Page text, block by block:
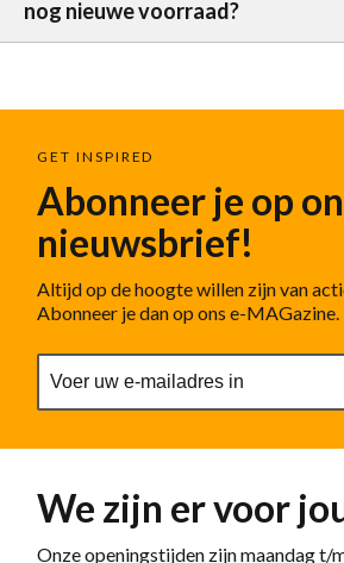
nog nieuwe voorraad?
GET INSPIRED
Abonneer je op
nieuwsbrief!
Altijd op de hoogte willen zijn van
Abonneer je dan op ons e-MAGazine.
We zijn er voor
Onze openingstijden zijn maandag t/